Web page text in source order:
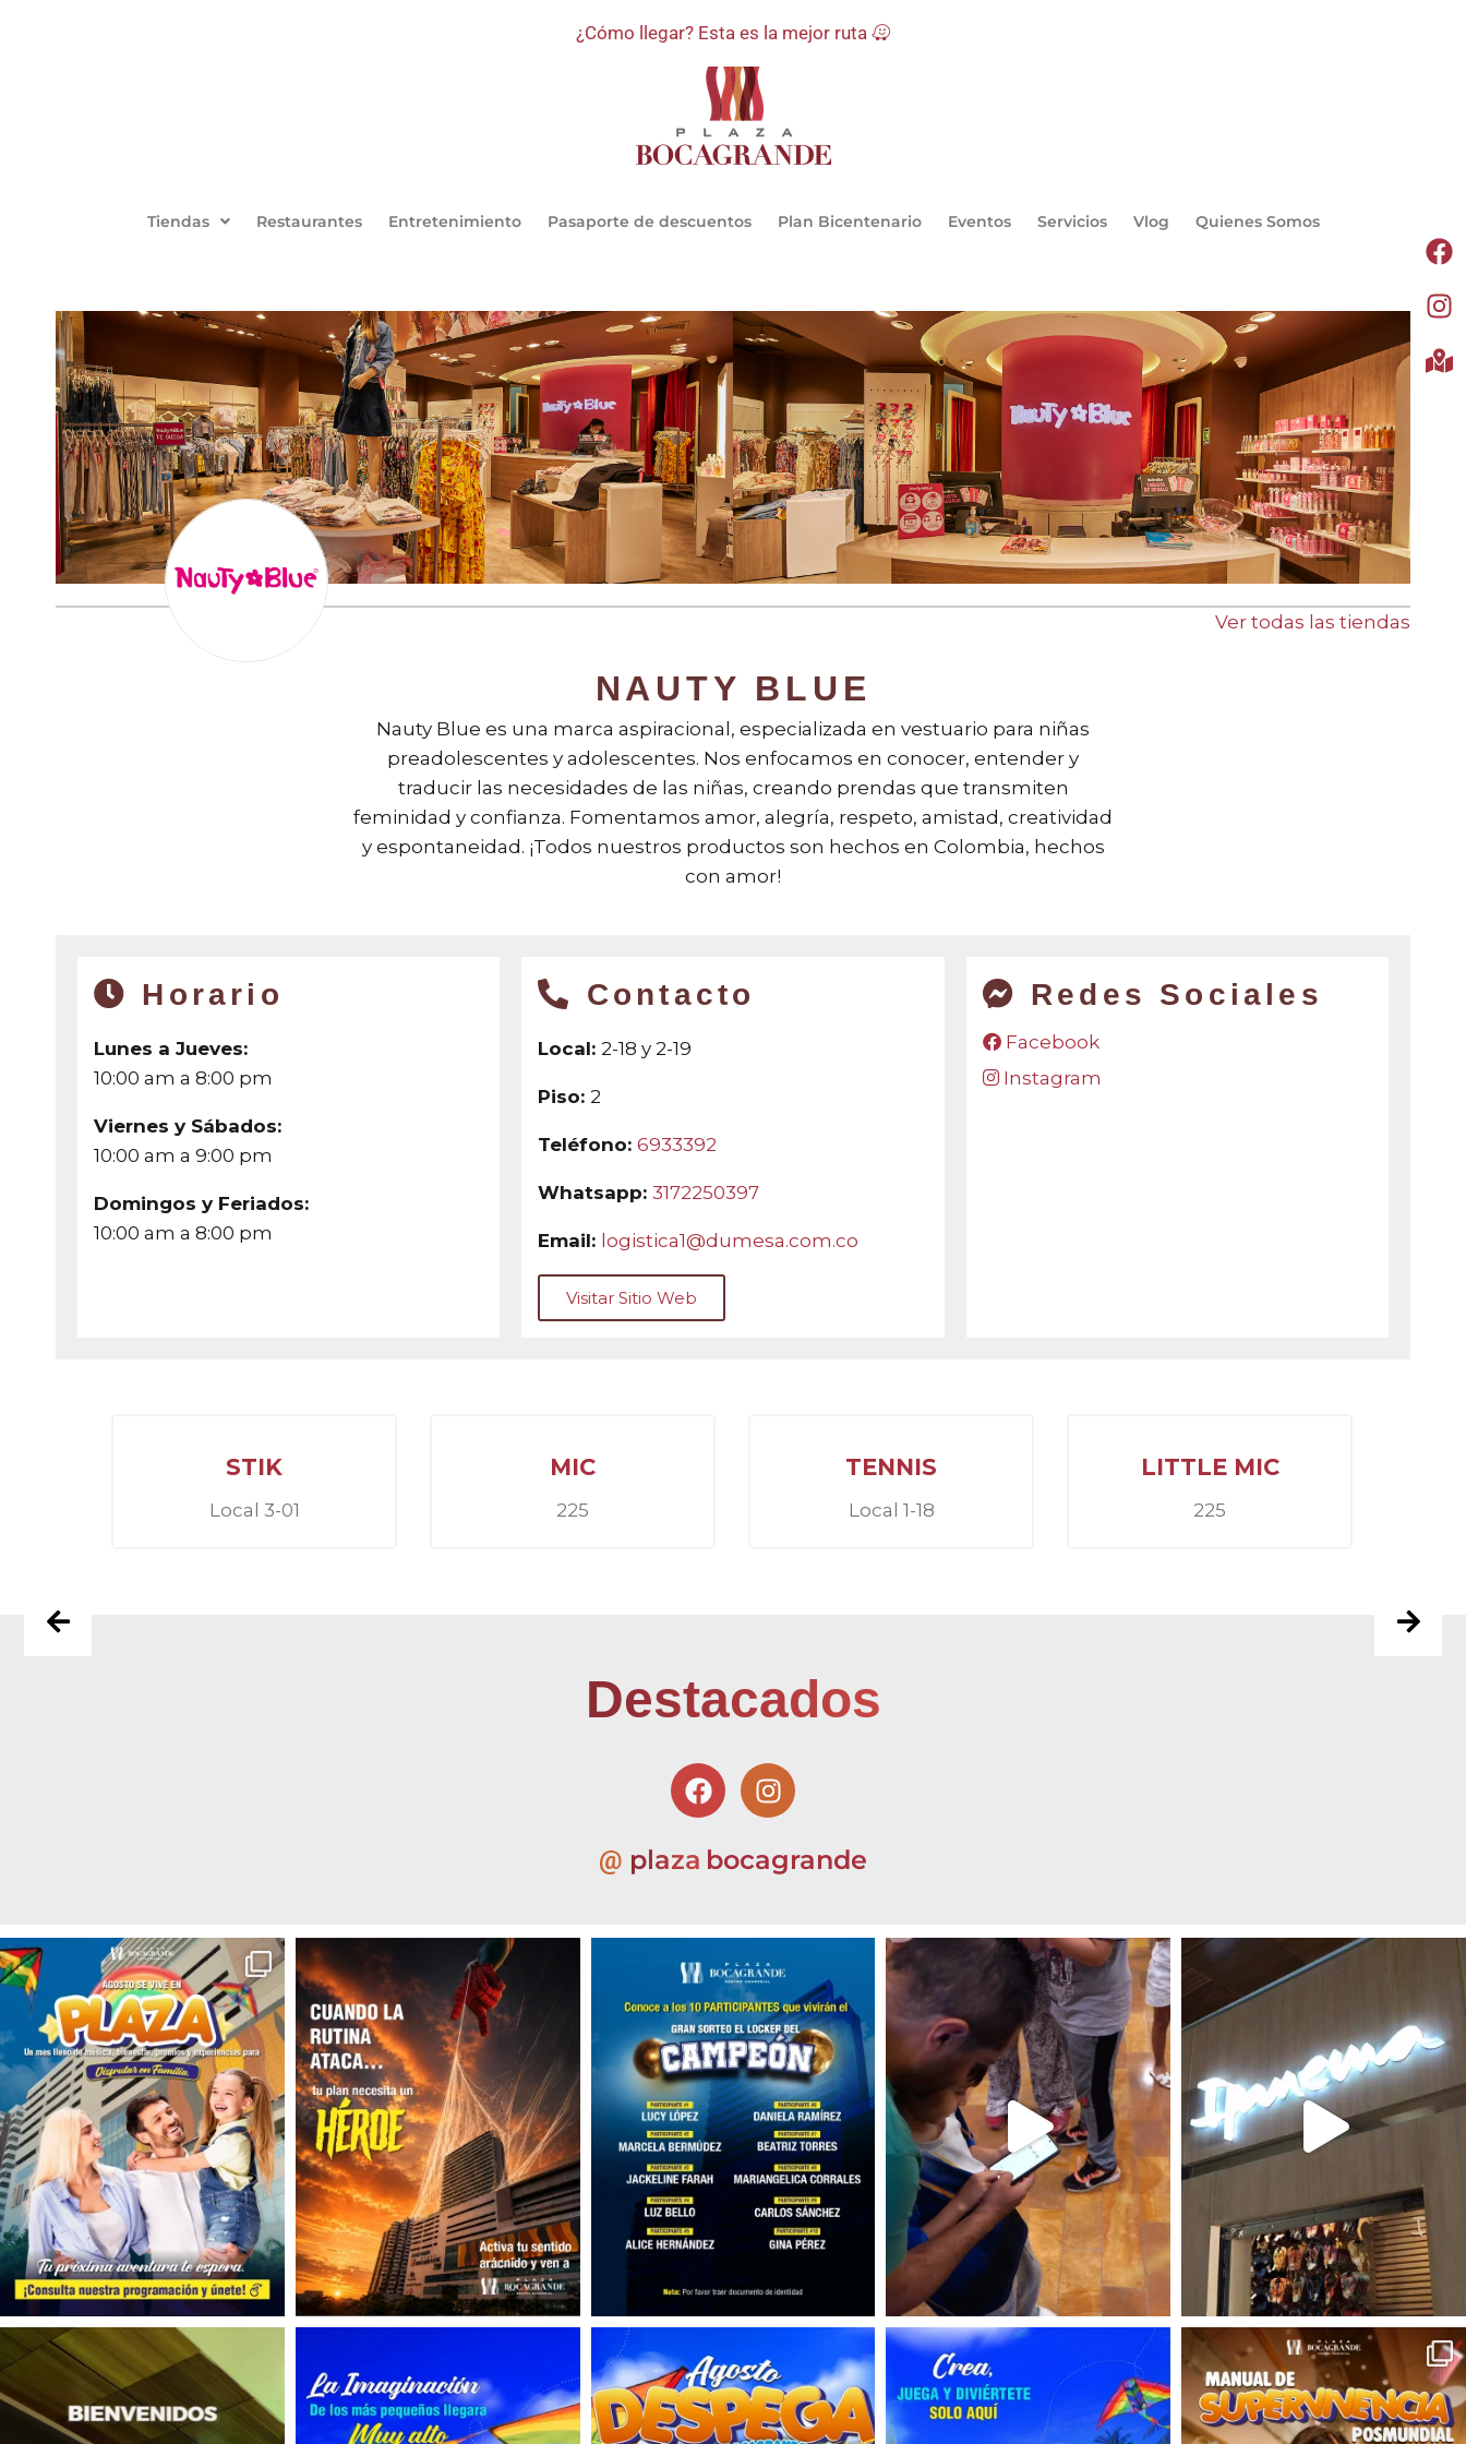
¿Cómo llegar? Esta es la mejor ruta
Tiendas Restaurantes Entretenimiento Pasaporte de descuentos Plan Bicentenario Eventos Servicios Vlog Quienes Somos
Ver todas las tiendas
NAUTY BLUE
Nauty Blue es una marca aspiracional, especializada en vestuario para niñas
preadolescentes y adolescentes. Nos enfocamos en conocer, entender y
traducir las necesidades de las niñas, creando prendas que transmiten
feminidad y confianza. Fomentamos amor, alegría, respeto, amistad, creatividad
y espontaneidad. ¡Todos nuestros productos son hechos en Colombia, hechos
con amor!
Horario
Lunes a Jueves:
10:00 am a 8:00 pm
Viernes y Sábados:
10:00 am a 9:00 pm
Domingos y Feriados:
10:00 am a 8:00 pm
Contacto
Local:2-18 y 2-19
Piso:2
Teléfono:6933392
Whatsapp:3172250397
Email: logistica1@dumesa.com.co
Visitar Sitio Web
Redes Sociales
Facebook
Instagram
STIK
Local 3-01
MIC
225
TENNIS
Local 1-18
LITTLE MIC
225
Destacados
@ plaza bocagrande